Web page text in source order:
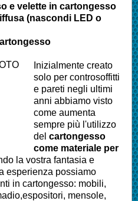
e velette in cartongesso
(nascondi LED o
Inizialmente creato
solo per controsoffitti
e pareti negli ultimi
anni abbiamo visto
come aumenta
sempre più l'utilizzo
del cartongesso
come materiale per
la vostra fantasia e
esperienza possiamo
in cartongesso: mobili,
mensole,